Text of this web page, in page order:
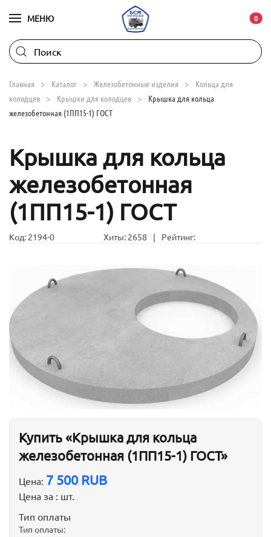
МЕНЮ 0В
Главная Каталог Железобетонные изделия
Кольца для
колодцев
Крышки для колодцев
Крышка для кольца
железобетонная (1ПП15-1) ГОСТ
Крышка для кольца
железобетонная
(1ПП15-1) ГОСТ
Код: 2194-0 Хиты: 2658 | Рейтинг:
Купить «Крышка для кольца
железобетонная (1ПП15-1) ГОСТ»
Цена: 7 500 RUB
Цена за : шт.
Тип оплаты
Тип оплаты: